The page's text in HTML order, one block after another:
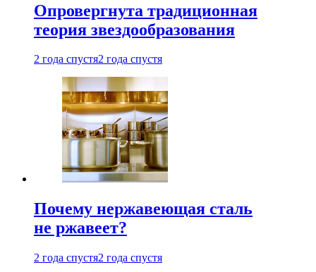
Опровергнута традиционная
теория звездообразования
2 года спустя2 года спустя
Почему нержавеющая сталь
не ржавеет?
2 года спустя2 года спустя